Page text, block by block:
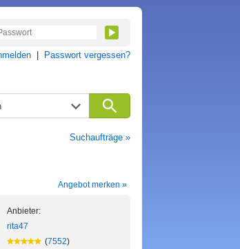
Passwort vergessen?
Suchaufträge »
Angebot merken »
Anbieter:
rita47
(7552)